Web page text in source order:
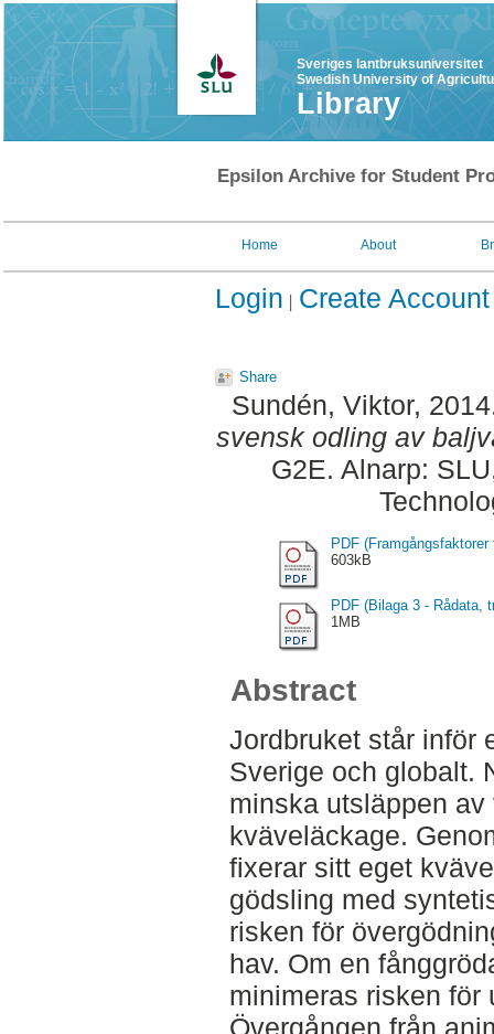
Sveriges lantbruksuniversitet
Swedish University of
Library
Epsilon Archive for Student
Home About
Login Create Account
Share
Sundén, Viktor,
svensk odling av
G2E. Alnarp:
PDF
603kB
PDF (Bilaga 3 - Rådata,
1MB
Abstract
Jordbruket står inför
Sverige och globalt.
minska utsläppen
kväveläckage.
fixerar sitt eget
gödsling med
risken för
hav. Om en
minimeras risken för
Övergången från